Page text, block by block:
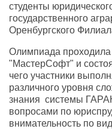
студенты
государственного
Оренбургского
Олимпиада
"МастерСофт" и
чего участники
различного уровня
знания системы
вопросами по
внимательность по